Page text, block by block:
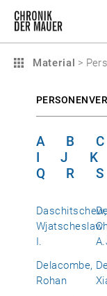
Material >
A B C
I
J K
Q
R S
Daschitschew,
Wjatscheslaw
I.
Delacombe,
Rohan